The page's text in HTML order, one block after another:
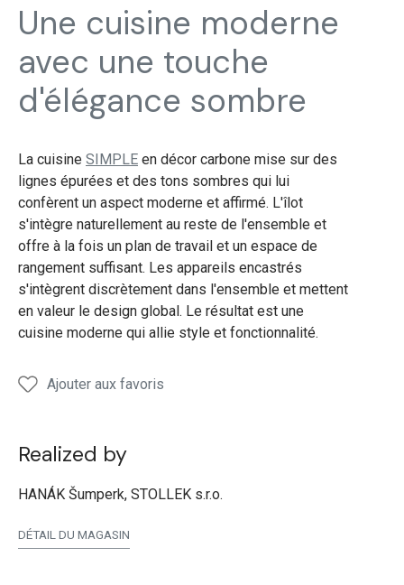
Une cuisine moderne
avec une touche
d'élégance sombre
La cuisine SIMPLE en décor carbone mise sur des
lignes épurées et des tons sombres qui lui
confèrent un aspect moderne et affirmé. L'îlot
s'intègre naturellement au reste de l'ensemble et
offre à la fois un plan de travail et un espace de
rangement suffisant. Les appareils encastrés
s'intègrent discrètement dans l'ensemble et mettent
en valeur le design global. Le résultat est une
cuisine moderne qui allie style et fonctionnalité.
Ajouter aux favoris
Realized by
HANÁK Šumperk, STOLLEK s.r.o.
DÉTAIL DU MAGASIN